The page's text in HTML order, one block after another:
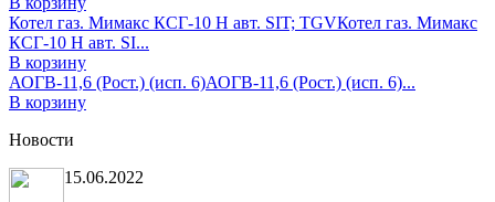
Котел газ. Мимакс КСГ-10 Н авт. SIT; TGVКотел газ. Мимакс
КСГ-10 Н авт. SI...
В корзину
АОГВ-11,6 (Рост.) (исп. 6)АОГВ-11,6 (Рост.) (исп. 6)...
В корзину
Новости
15.06.2022